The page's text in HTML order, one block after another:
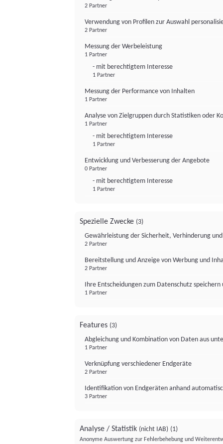
2 Partner
Verwendung von Profilen zur Auswahl
2 Partner
Messung der Werbeleistung
1 Partner
- mit berechtigtem Interesse
1 Partner
Messung der Performance von Inhalten
1 Partner
Analyse von Zielgruppen durch Statistiken oder
1 Partner
- mit berechtigtem Interesse
1 Partner
Entwicklung und Verbesserung der Angebote
0 Partner
- mit berechtigtem Interesse
1 Partner
Spezielle Zwecke (3)
Gewährleistung der Sicherheit, Verhinderung
2 Partner
Bereitstellung und Anzeige von Werbung und
2 Partner
Ihre Entscheidungen zum Datenschutz
1 Partner
Features (3)
Abgleichung und Kombination von Daten aus
1 Partner
Verknüpfung verschiedener Endgeräte
2 Partner
Identifikation von Endgeräten anhand
3 Partner
Analyse / Statistik (nicht IAB) (1)
Anonyme Auswertung zur Fehlerbehebung und